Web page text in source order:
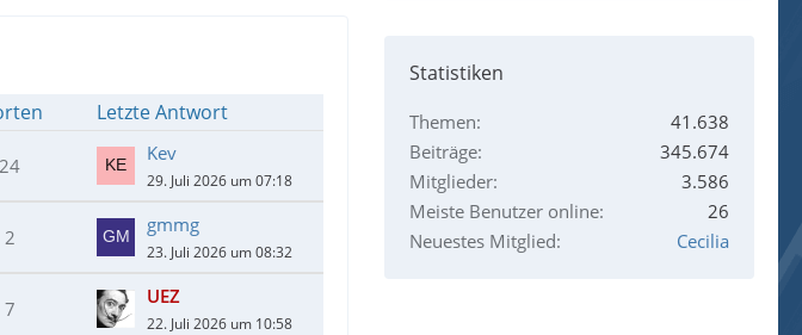
Letzte Antwort
24
Kev
29. Juli 2026 um 07:18
2
gmmg
23. Juli 2026 um 08:32
7
UEZ
22. Juli 2026 um 10:58
Statistiken
Themen
41.638
Beiträge
345.674
Mitglieder
3.586
Meiste Benutzer online
26
Neuestes Mitglied
Cecilia